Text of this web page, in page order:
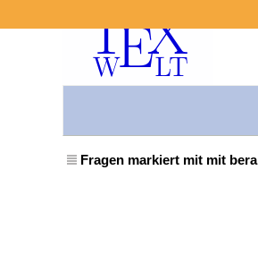
Fragen markiert mit mit bera